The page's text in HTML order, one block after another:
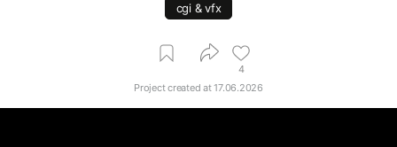
cgi & vfx
4
Project created at17.06.2026